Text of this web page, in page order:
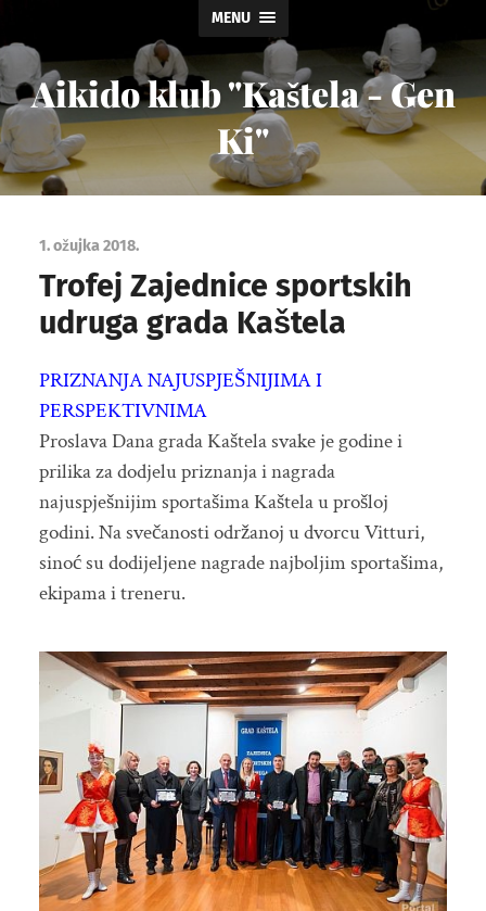
MENU
Aikido klub "Kaštela - Gen
Ki"
1. ožujka 2018.
Trofej Zajednice sportskih
udruga grada Kaštela
PRIZNANJA NAJUSPJEŠNIJIMA I
PERSPEKTIVNIMA
Proslava Dana grada Kaštela svake je godine i
prilika za dodjelu priznanja i nagrada
najuspješnijim sportašima Kaštela u prošloj
godini. Na svečanosti održanoj u dvorcu Vitturi,
sinoć su dodijeljene nagrade najboljim sportašima,
ekipama i treneru.